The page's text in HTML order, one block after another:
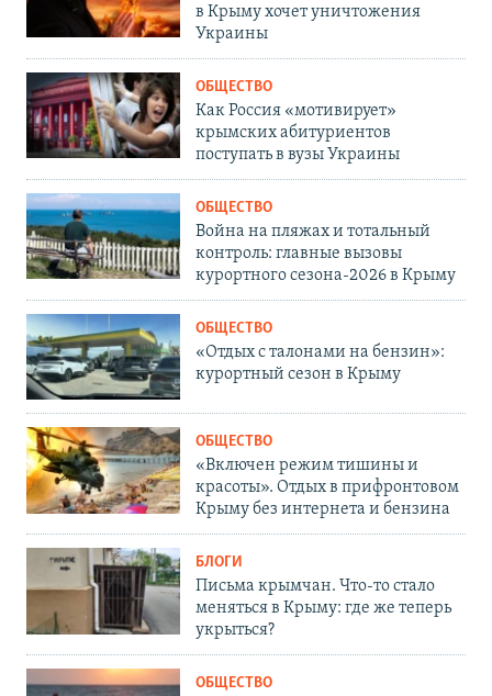
в Крыму хочет уничтожения
Украины
ОБЩЕСТВО
Как Россия «мотивирует»
крымских абитуриентов
поступать в вузы Украины
ОБЩЕСТВО
Война на пляжах и тотальный
контроль: главные вызовы
курортного сезона-2026 в Крыму
ОБЩЕСТВО
«Отдых с талонами на бензин»:
курортный сезон в Крыму
ОБЩЕСТВО
«Включен режим тишины и
красоты». Отдых в прифронтовом
Крыму без интернета и бензина
БЛОГИ
Письма крымчан. Что-то стало
меняться в Крыму: где же теперь
укрыться?
ОБЩЕСТВО